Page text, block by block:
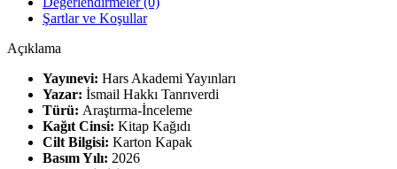
Şartlar ve Koşullar
Açıklama
Yayınevi: Hars Akademi Yayınları
Yazar: İsmail Hakkı Tanrıverdi
Türü: Araştırma-İnceleme
Kağıt Cinsi: Kitap Kağıdı
Cilt Bilgisi: Karton Kapak
Basım Yılı: 2026